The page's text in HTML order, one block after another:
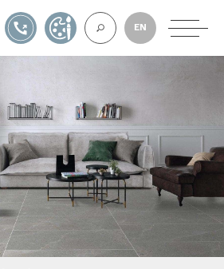
GẠCH ỐP LÁT
BÊ TÔNG KHÍ
EN
1900561582TỰ THIẾT KẾ